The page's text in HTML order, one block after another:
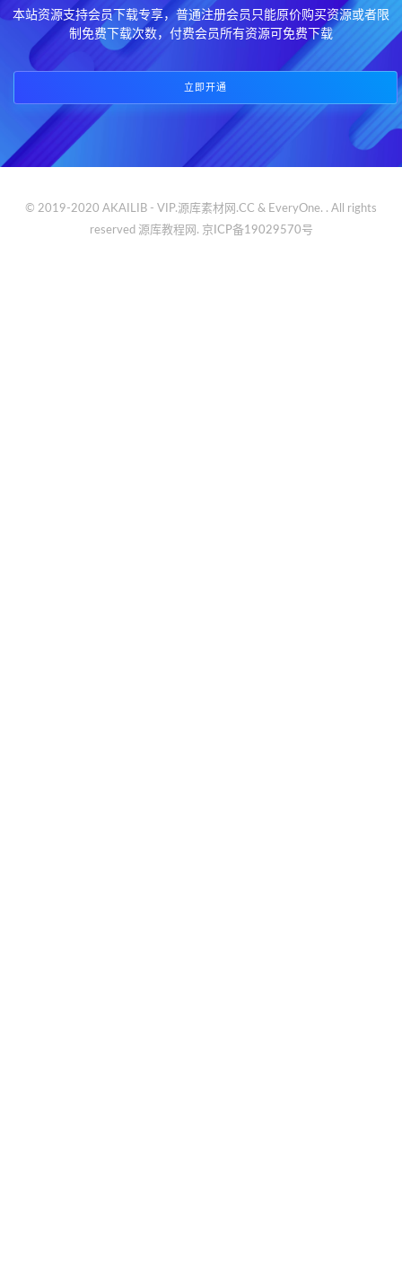
本站资源支持会员下载专享，普通注册会员只能原价购买资源或者限
制免费下载次数，付费会员所有资源可免费下载
立即开通
© 2019-2020 AKAILIB - VIP.源库素材网.CC & EveryOne. . All rights
reserved 源库教程网. 京ICP备19029570号